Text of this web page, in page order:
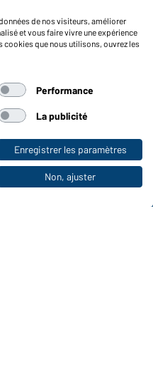
particuliers
protection act
:
de nos visiteurs, améliorer
et vous faire vivre une expérience
que nous utilisons, ouvrez les
Performance
La publicité
Enregistrer les paramètres
Non, ajuster